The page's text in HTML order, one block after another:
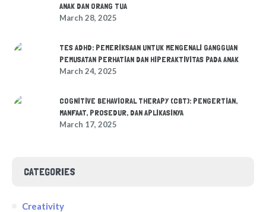
ANAK DAN ORANG TUA
March 28, 2025
TES ADHD: PEMERIKSAAN UNTUK MENGENALI GANGGUAN
PEMUSATAN PERHATIAN DAN HIPERAKTIVITAS PADA ANAK
March 24, 2025
COGNITIVE BEHAVIORAL THERAPY (CBT): PENGERTIAN,
MANFAAT, PROSEDUR, DAN APLIKASINYA
March 17, 2025
CATEGORIES
Creativity